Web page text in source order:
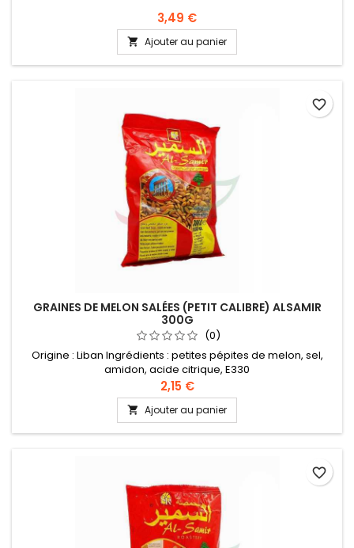
3,49 €
 Ajouter au panier
GRAINES DE MELON SALÉES (PETIT CALIBRE) ALSAMIR
300G
(0)
Origine : Liban Ingrédients : petites pépites de melon, sel,
amidon, acide citrique, E330
2,15 €
 Ajouter au panier
favorite_border
favorite_border